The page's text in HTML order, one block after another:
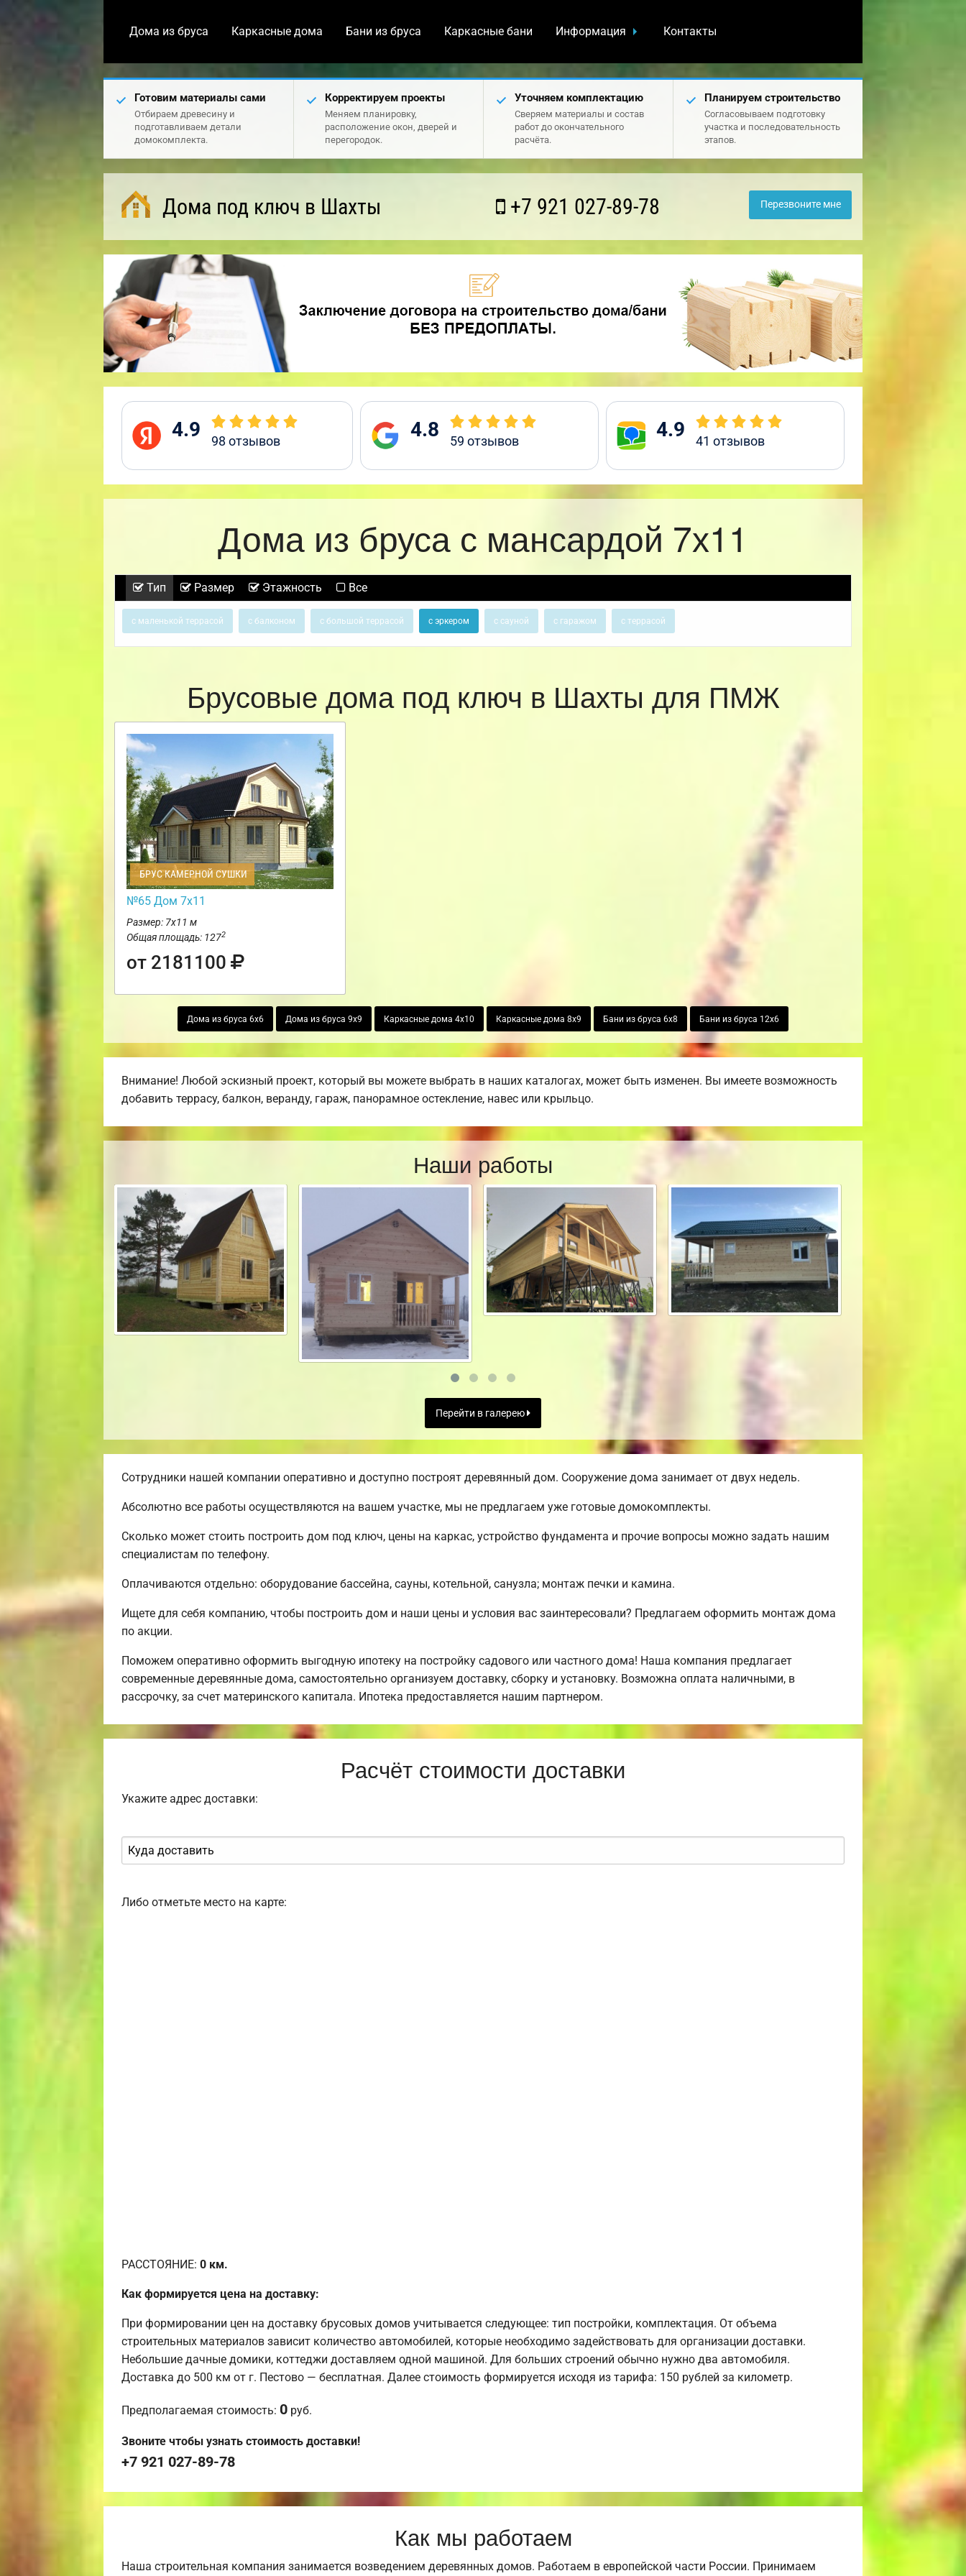
Дома из бруса Каркасные дома Бани из бруса Каркасные бани Информация Контакты
Готовим материалы сами
Отбираем древесину и
подготавливаем детали
домокомплекта.
Корректируем проекты
Меняем планировку,
расположение окон, дверей и
перегородок.
Уточняем комплектацию
Сверяем материалы и состав
работ до окончательного
расчёта.
Планируем строительство
Согласовываем подготовку
участка и последовательность
этапов.
Дома под ключ в Шахты +7 921 027-89-78 Перезвоните мне
4.9 98 отзывов 4.8 59 отзывов 4.9 41 отзывов
Дома из бруса с мансардой 7х11
Тип Размер Этажность Все
с маленькой террасой с балконом с большой террасой с эркером с сауной с гаражом с террасой
Брусовые дома под ключ в Шахты для ПМЖ
БРУС КАМЕРНОЙ СУШКИ
№65 Дом 7х11
Размер: 7х11 м
Общая площадь: 1272
от 2181100
Дома из бруса 6х6 Дома из бруса 9х9 Каркасные дома 4х10 Каркасные дома 8х9 Бани из бруса 6х8 Бани из бруса 12х6
Внимание! Любой эскизный проект, который вы можете выбрать в наших каталогах, может быть изменен. Вы имеете возможность
добавить террасу, балкон, веранду, гараж, панорамное остекление, навес или крыльцо.
Наши работы
Перейти в галерею
Сотрудники нашей компании оперативно и доступно построят деревянный дом. Сооружение дома занимает от двух недель.
Абсолютно все работы осуществляются на вашем участке, мы не предлагаем уже готовые домокомплекты.
Сколько может стоить построить дом под ключ, цены на каркас, устройство фундамента и прочие вопросы можно задать нашим
специалистам по телефону.
Оплачиваются отдельно: оборудование бассейна, сауны, котельной, санузла; монтаж печки и камина.
Ищете для себя компанию, чтобы построить дом и наши цены и условия вас заинтересовали? Предлагаем оформить монтаж дома
по акции.
Поможем оперативно оформить выгодную ипотеку на постройку садового или частного дома! Наша компания предлагает
современные деревянные дома, самостоятельно организуем доставку, сборку и установку. Возможна оплата наличными, в
рассрочку, за счет материнского капитала. Ипотека предоставляется нашим партнером.
Расчёт стоимости доставки
Укажите адрес доставки:
Либо отметьте место на карте:
РАССТОЯНИЕ: 0 км.
Как формируется цена на доставку:
При формировании цен на доставку брусовых домов учитывается следующее: тип постройки, комплектация. От объема
строительных материалов зависит количество автомобилей, которые необходимо задействовать для организации доставки.
Небольшие дачные домики, коттеджи доставляем одной машиной. Для больших строений обычно нужно два автомобиля.
Доставка до 500 км от г. Пестово — бесплатная. Далее стоимость формируется исходя из тарифа: 150 рублей за километр.
Предполагаемая стоимость: 0 руб.
Звоните чтобы узнать стоимость доставки!
+7 921 027-89-78
Как мы работаем
Наша строительная компания занимается возведением деревянных домов. Работаем в европейской части России. Принимаем